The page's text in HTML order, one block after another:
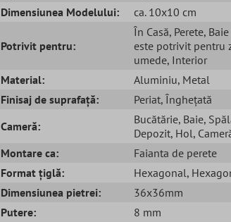
Dimensiunea Modelului:
ca. 10x10 cm
Potrivit pentru:
În Casă, Perete, Baie
este potrivit pentru
umede, Interior
Material:
Aluminiu, Metal
Finisaj de suprafață:
Periat, Înghețată
Cameră:
Bucătărie, Baie,
Depozit, Hol,
Montare ca:
Faianta de perete
Format țiglă:
Hexagonal,
Dimensiunea pietrei:
36x36mm
Putere:
8 mm